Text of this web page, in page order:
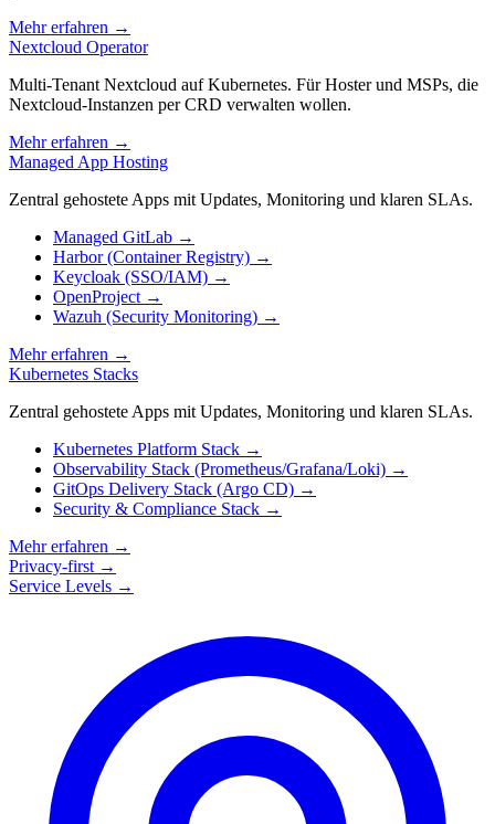
Mehr erfahren →
Nextcloud Operator
Multi-Tenant Nextcloud auf Kubernetes. Für Hoster und MSPs, die
Nextcloud-Instanzen per CRD verwalten wollen.
Mehr erfahren →
Managed App Hosting
Zentral gehostete Apps mit Updates, Monitoring und klaren SLAs.
Managed GitLab →
Harbor (Container Registry) →
Keycloak (SSO/IAM) →
OpenProject →
Wazuh (Security Monitoring) →
Mehr erfahren →
Kubernetes Stacks
Zentral gehostete Apps mit Updates, Monitoring und klaren SLAs.
Kubernetes Platform Stack →
Observability Stack (Prometheus/Grafana/Loki) →
GitOps Delivery Stack (Argo CD) →
Security & Compliance Stack →
Mehr erfahren →
Privacy-first →
Service Levels →